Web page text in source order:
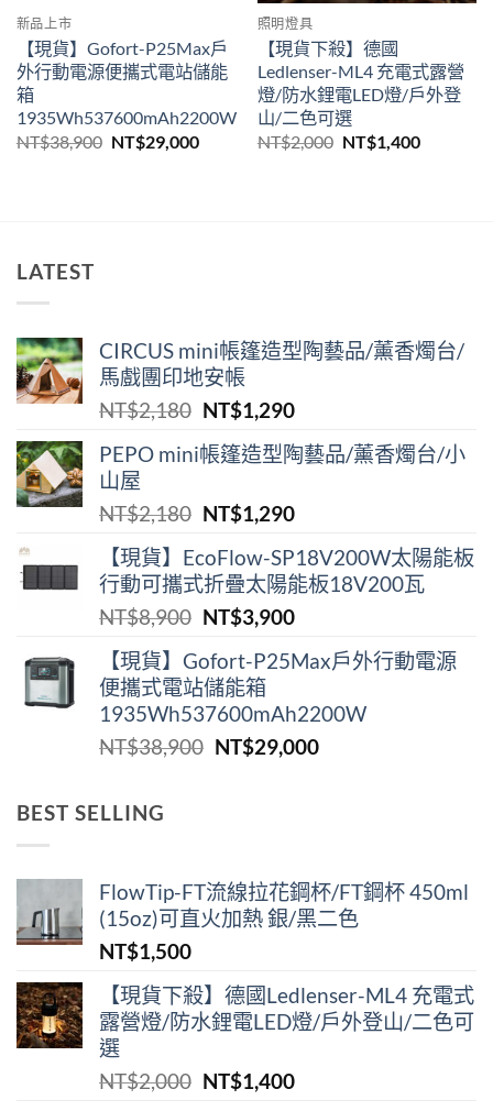
新品上市
【現貨】Gofort-P25Max戶
外行動電源便攜式電站儲能
箱
1935Wh537600mAh2200W
NT$38,900 原
NT$29,000目
照明燈具
【現貨下殺】德國
Ledlenser-ML4 充電式露營
燈/防水鋰電LED燈/戶外登
山/二色可選
NT$2,000 原
NT$1,400目
LATEST
CIRCUS mini帳篷造型陶藝品/薰香燭台/
馬戲團印地安帳
NT$2,180 原
價
NT$2,180。
NT$1,290目
價
NT$1,290。
PEPO mini帳篷造型陶藝品/薰香燭台/小
山屋
NT$2,180 原
價
格：
NT$2,180。
NT$1,290目
價
格：
NT$1,290。
【現貨】EcoFlow-SP18V200W太陽能板
行動可攜式折疊太陽能板18V200瓦
NT$8,900 原
價
格：
NT$8,900。
NT$3,900目
價
NT$3,900。
【現貨】Gofort-P25Max戶外行動電源
便攜式電站儲能箱
1935Wh537600mAh2200W
NT$38,900 原
NT$29,000目
BEST SELLING
FlowTip-FT流線拉花鋼杯/FT鋼杯 450ml
(15oz)可直火加熱 銀/黑二色
NT$1,500
【現貨下殺】德國Ledlenser-ML4 充電式
露營燈/防水鋰電LED燈/戶外登山/二色可
選
NT$2,000 原
NT$1,400目